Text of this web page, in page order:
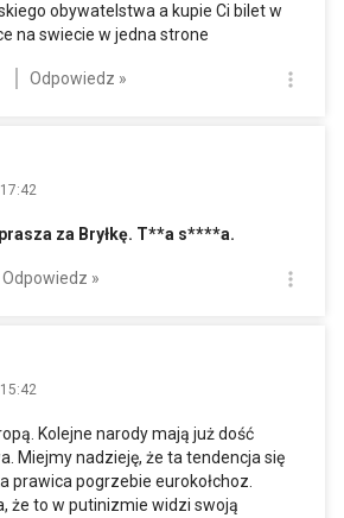
obywatelstwa a kupie Ci bilet w
na swiecie w jedna strone
Odpowiedz »
za Bryłkę. T**a s****a.
Odpowiedz »
Kolejne narody mają już dość
Miejmy nadzieję, że ta tendencja się
prawica pogrzebie eurokołchoz.
że to w putinizmie widzi swoją